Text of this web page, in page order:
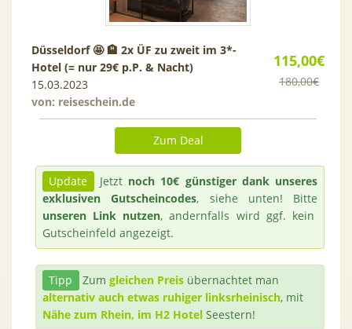
115,00€
180,00€
Düsseldorf 🤩 🏨 2x ÜF zu zweit im 3*-
Hotel (= nur 29€ p.P. & Nacht)
15.03.2023
von: reiseschein.de
Zum Deal
Update Jetzt noch 10€ günstiger dank unseres
exklusiven Gutscheincodes, siehe unten! Bitte
unseren Link nutzen, andernfalls wird ggf. kein
Gutscheinfeld angezeigt.
Tipp Zum gleichen Preisübernachtet man
alternativ auch etwas ruhiger linksrheinisch, mit
Nähe zum Rhein, im H2 Hotel Seestern!